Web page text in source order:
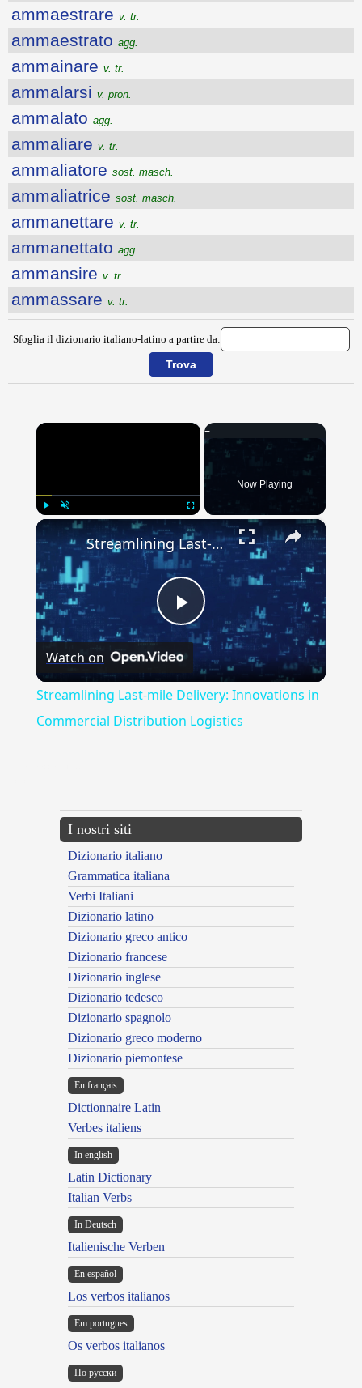
ammaestrare v. tr.
ammaestrato agg.
ammainare v. tr.
ammalarsi v. pron.
ammalato agg.
ammaliare v. tr.
ammaliatore sost. masch.
ammaliatrice sost. masch.
ammanettare v. tr.
ammanettato agg.
ammansire v. tr.
ammassare v. tr.
Sfoglia il dizionario italiano-latino a partire da:
×
Unmute
Now Playing
×
Play
Video
Streamlining Last-mile Delivery: Innovations in Commercial Distribution Logistics
Watch on
Streamlining Last-mile Delivery: Innovations in
Commercial Distribution Logistics
I nostri siti
Dizionario italiano
Grammatica italiana
Verbi Italiani
Dizionario latino
Dizionario greco antico
Dizionario francese
Dizionario inglese
Dizionario tedesco
Dizionario spagnolo
Dizionario greco moderno
Dizionario piemontese
En français
Dictionnaire Latin
Verbes italiens
In english
Latin Dictionary
Italian Verbs
In Deutsch
Italienische Verben
En español
Los verbos italianos
Em portugues
Os verbos italianos
По русски